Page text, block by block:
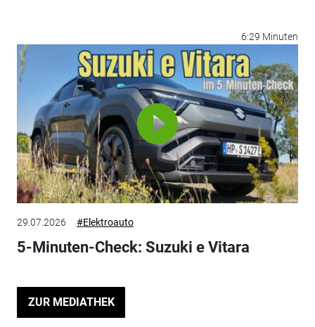
6:29 Minuten
29.07.2026 #Elektroauto
5-Minuten-Check: Suzuki e Vitara
ZUR MEDIATHEK